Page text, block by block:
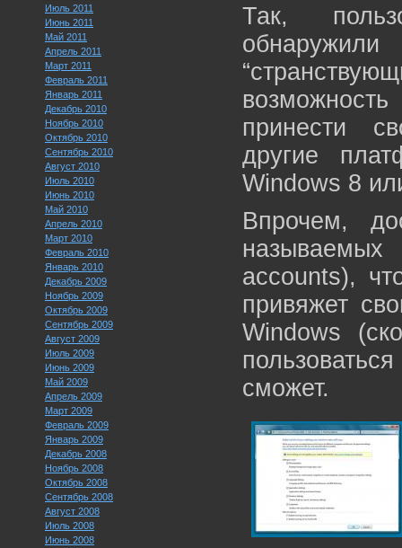
Июль 2011
Июнь 2011
Май 2011
Апрель 2011
Март 2011
Февраль 2011
Январь 2011
Декабрь 2010
Ноябрь 2010
Октябрь 2010
Сентябрь 2010
Август 2010
Июль 2010
Июнь 2010
Май 2010
Апрель 2010
Март 2010
Февраль 2010
Январь 2010
Декабрь 2009
Ноябрь 2009
Октябрь 2009
Сентябрь 2009
Август 2009
Июль 2009
Июнь 2009
Май 2009
Апрель 2009
Март 2009
Февраль 2009
Январь 2009
Декабрь 2008
Ноябрь 2008
Октябрь 2008
Сентябрь 2008
Август 2008
Июль 2008
Июнь 2008
Так,
принести
другие
Windows 8
Впрочем,
accounts),
привяжет
Windows
сможет.